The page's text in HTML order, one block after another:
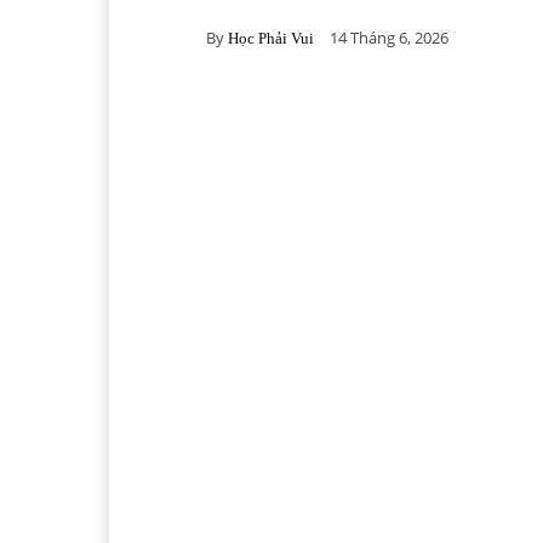
By Học Phải Vui 14 Tháng 6, 2026